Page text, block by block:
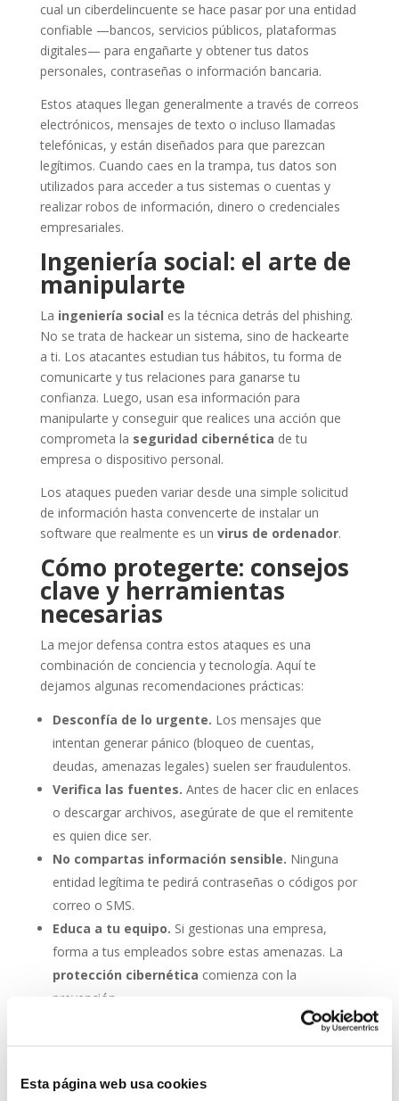
Esta página web usa cookies
cual un ciberdelincuente se hace pasar por una entidad
confiable —bancos, servicios públicos, plataformas
digitales— para engañarte y obtener tus datos
personales, contraseñas o información bancaria.
Estos ataques llegan generalmente a través de correos
electrónicos, mensajes de texto o incluso llamadas
telefónicas, y están diseñados para que parezcan
legítimos. Cuando caes en la trampa, tus datos son
utilizados para acceder a tus sistemas o cuentas y
realizar robos de información, dinero o credenciales
empresariales.
Ingeniería social: el arte de
manipularte
La ingeniería social es la técnica detrás del phishing.
No se trata de hackear un sistema, sino de hackearte
a ti. Los atacantes estudian tus hábitos, tu forma de
comunicarte y tus relaciones para ganarse tu
confianza. Luego, usan esa información para
manipularte y conseguir que realices una acción que
comprometa la seguridad cibernética de tu
empresa o dispositivo personal.
Los ataques pueden variar desde una simple solicitud
de información hasta convencerte de instalar un
software que realmente es un virus de ordenador.
Cómo protegerte: consejos
clave y herramientas
necesarias
La mejor defensa contra estos ataques es una
combinación de conciencia y tecnología. Aquí te
dejamos algunas recomendaciones prácticas:
Desconfía de lo urgente. Los mensajes que
intentan generar pánico (bloqueo de cuentas,
deudas, amenazas legales) suelen ser fraudulentos.
Verifica las fuentes. Antes de hacer clic en enlaces
o descargar archivos, asegúrate de que el remitente
es quien dice ser.
No compartas información sensible. Ninguna
entidad legítima te pedirá contraseñas o códigos por
correo o SMS.
Educa a tu equipo. Si gestionas una empresa,
forma a tus empleados sobre estas amenazas. La
protección cibernética comienza con la
prevención.
ESET NOD 32: tu escudo de
el phishing